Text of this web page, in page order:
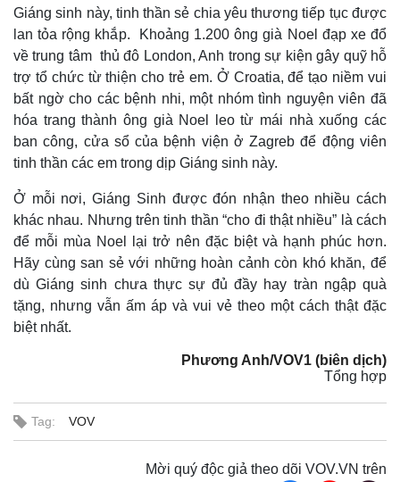
Giáng sinh này, tinh thần sẻ chia yêu thương tiếp tục được
lan tỏa rộng khắp. Khoảng 1.200 ông già Noel đạp xe đổ
về trung tâm thủ đô London, Anh trong sự kiện gây quỹ hỗ
trợ tổ chức từ thiện cho trẻ em. Ở Croatia, để tạo niềm vui
bất ngờ cho các bệnh nhi, một nhóm tình nguyện viên đã
hóa trang thành ông già Noel leo từ mái nhà xuống các
ban công, cửa sổ của bệnh viện ở Zagreb để động viên
tinh thần các em trong dịp Giáng sinh này.
Ở mỗi nơi, Giáng Sinh được đón nhận theo nhiều cách
khác nhau. Nhưng trên tinh thần “cho đi thật nhiều” là cách
để mỗi mùa Noel lại trở nên đặc biệt và hạnh phúc hơn.
Hãy cùng san sẻ với những hoàn cảnh còn khó khăn, để
dù Giáng sinh chưa thực sự đủ đầy hay tràn ngập quà
tặng, nhưng vẫn ấm áp và vui vẻ theo một cách thật đặc
biệt nhất.
Phương Anh/VOV1 (biên dịch)
Tổng hợp
Tag: VOV
Mời quý độc giả theo dõi VOV.VN trên